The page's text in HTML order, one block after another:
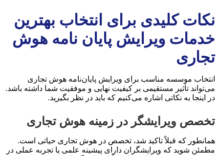
نکات کلیدی برای انتخاب بهترین
خدمات ویرایش پایان نامه هوش
تجاری
انتخاب موسسه مناسب برای ویرایش پایان‌نامه هوش تجاری
می‌تواند تأثیر مستقیمی بر کیفیت نهایی و موفقیت شما داشته باشد.
در اینجا به نکاتی اشاره می‌کنیم که باید در نظر بگیرید.
تخصص ویرایشگر در زمینه هوش تجاری
همانطور که قبلاً تاکید شد، تخصص در هوش تجاری حیاتی است.
مطمئن شوید که ویرایشگران دارای پیشینه علمی یا تجربه عملی در